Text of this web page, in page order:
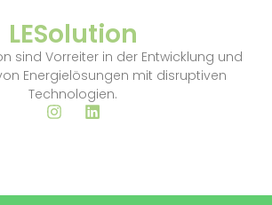
LESolution
sind Vorreiter in der Entwicklung und
Energielösungen mit disruptiven
Technologien.